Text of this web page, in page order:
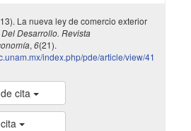
La nueva ley de comercio exterior
Desarrollo. Revista
, 6(21).
index.php/pde/article/view/41
de cita